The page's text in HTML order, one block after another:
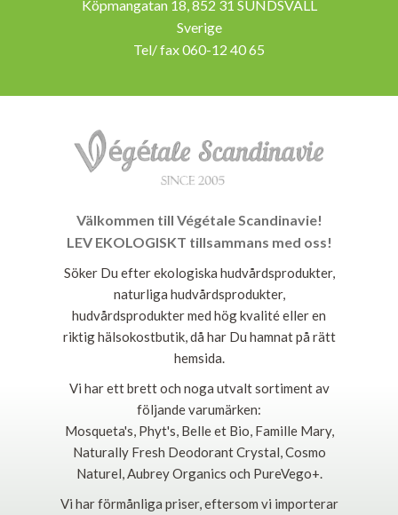
Köpmangatan 18, 852 31 SUNDSVALL
Sverige
Tel/ fax 060-12 40 65
Välkommen till Végétale Scandinavie!
LEV EKOLOGISKT tillsammans med oss!
Söker Du efter ekologiska hudvårdsprodukter,
naturliga hudvårdsprodukter,
hudvårdsprodukter med hög kvalité eller en
riktig hälsokostbutik, då har Du hamnat på rätt
hemsida.
Vi har ett brett och noga utvalt sortiment av
följande varumärken:
Mosqueta's, Phyt's, Belle et Bio, Famille Mary,
Naturally Fresh Deodorant Crystal, Cosmo
Naturel, Aubrey Organics och PureVego+.
Vi har förmånliga priser, eftersom vi importerar